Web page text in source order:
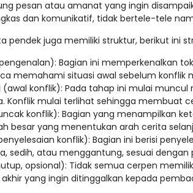
pesan atau amanat yang ingin
dan komunikatif, tidak bertele-tele
pendek juga memiliki struktur, berikut ini
Bagian ini memperkenalkan
memahami situasi awal sebelum konflik
(awal konflik): Pada tahap ini mulai
Konflik mulai terlihat sehingga membuat
konflik): Bagian yang menampilkan
besar yang menentukan arah cerita
konflik): Bagian ini berisi
sedih, atau menggantung, sesuai dengan
opsional): Tidak semua cerpen
yang ingin ditinggalkan kepada